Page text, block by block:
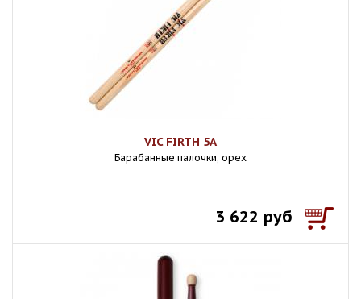
VIC FIRTH 5A
Барабанные палочки, орех
3 622 руб